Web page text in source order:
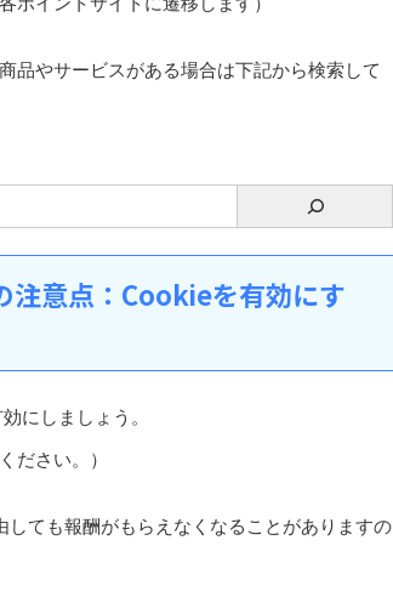
品やサービスがある場合は下記から検索して
注意点：Cookieを有効にす
にしましょう。
ださい。）
ても報酬がもらえなくなることがありますの